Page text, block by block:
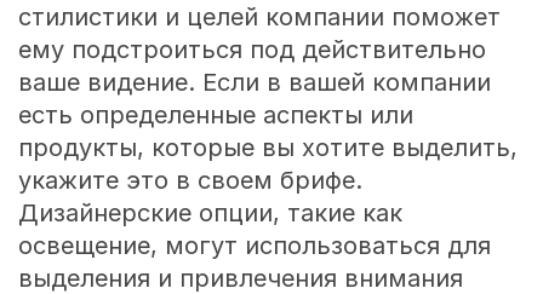
стилистики и целей компании поможет
ему подстроиться под действительно
ваше видение. Если в вашей компании
есть определенные аспекты или
продукты, которые вы хотите выделить,
укажите это в своем брифе.
Дизайнерские опции, такие как
освещение, могут использоваться для
выделения и привлечения внимания